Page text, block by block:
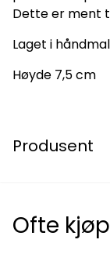
Dette er ment
Laget i
Høyde 7,5 cm
Produsent
Ofte